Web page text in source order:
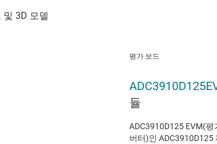
평가 보드
듈
ADC3910D125 EVM(
버터)인